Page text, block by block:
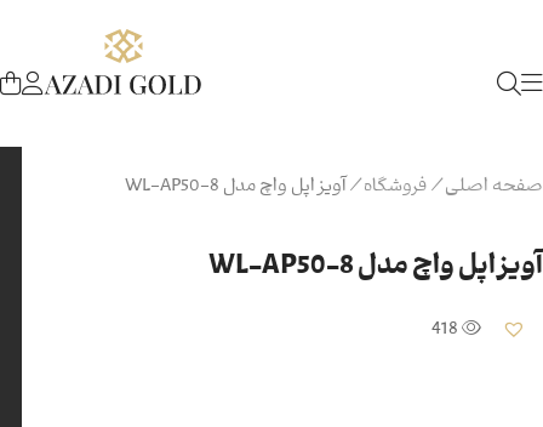
صفحه اصلی/فروشگاه/آویز اپل واچ مدل WL-AP50-8
آویز اپل واچ مدل WL-AP50-8
418